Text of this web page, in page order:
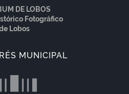
DE LOBOS
Fotográfico
Lobos
MUNICIPAL